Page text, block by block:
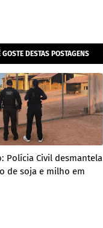
GOSTE DESTAS POSTAGENS
Polícia Civil desmantela
de soja e milho em